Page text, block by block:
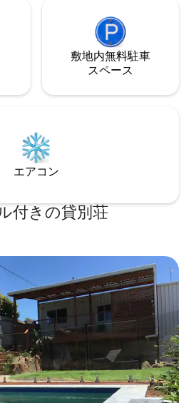
敷地内無料駐⁠車
ス⁠ペ⁠ー⁠ス
エアコン
付きの貸別荘